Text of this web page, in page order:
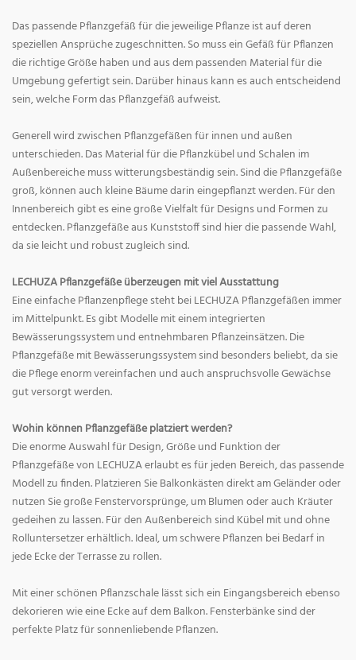
Das passende Pflanzgefäß für die jeweilige Pflanze ist auf deren
speziellen Ansprüche zugeschnitten. So muss ein Gefäß für Pflanzen
die richtige Größe haben und aus dem passenden Material für die
Umgebung gefertigt sein. Darüber hinaus kann es auch entscheidend
sein, welche Form das Pflanzgefäß aufweist.
Generell wird zwischen Pflanzgefäßen für innen und außen
unterschieden. Das Material für die Pflanzkübel und Schalen im
Außenbereiche muss witterungsbeständig sein. Sind die Pflanzgefäße
groß, können auch kleine Bäume darin eingepflanzt werden. Für den
Innenbereich gibt es eine große Vielfalt für Designs und Formen zu
entdecken. Pflanzgefäße aus Kunststoff sind hier die passende Wahl,
da sie leicht und robust zugleich sind.
LECHUZA Pflanzgefäße überzeugen mit viel Ausstattung
Eine einfache Pflanzenpflege steht bei LECHUZA Pflanzgefäßen immer
im Mittelpunkt. Es gibt Modelle mit einem integrierten
Bewässerungssystem und entnehmbaren Pflanzeinsätzen. Die
Pflanzgefäße mit Bewässerungssystem sind besonders beliebt, da sie
die Pflege enorm vereinfachen und auch anspruchsvolle Gewächse
gut versorgt werden.
Wohin können Pflanzgefäße platziert werden?
Die enorme Auswahl für Design, Größe und Funktion der
Pflanzgefäße von LECHUZA erlaubt es für jeden Bereich, das passende
Modell zu finden. Platzieren Sie Balkonkästen direkt am Geländer oder
nutzen Sie große Fenstervorsprünge, um Blumen oder auch Kräuter
gedeihen zu lassen. Für den Außenbereich sind Kübel mit und ohne
Rolluntersetzer erhältlich. Ideal, um schwere Pflanzen bei Bedarf in
jede Ecke der Terrasse zu rollen.
Mit einer schönen Pflanzschale lässt sich ein Eingangsbereich ebenso
dekorieren wie eine Ecke auf dem Balkon. Fensterbänke sind der
perfekte Platz für sonnenliebende Pflanzen.